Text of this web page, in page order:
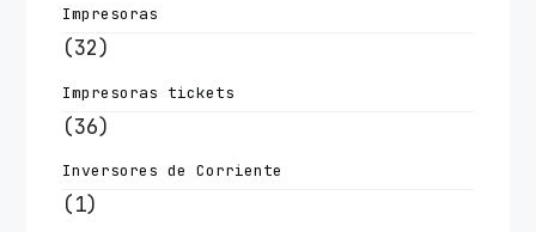
Impresoras
(32)
Impresoras tickets
(36)
Inversores de Corriente
(1)